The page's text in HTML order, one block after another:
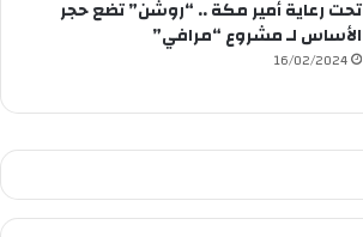
تحت رعاية أمير مكة .. “روشن” تضع حجر
الأساس لـ مشروع “مرافي”
16/02/2024